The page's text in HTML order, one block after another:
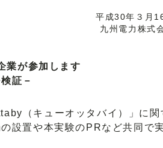
平成30年３月
九州電力株式
業が参加します
証－
（キューオッタバイ）」に関
設置や本実験のPRなど共同で実